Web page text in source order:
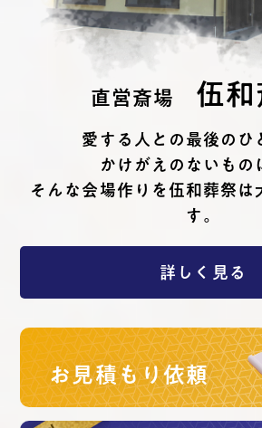
直営斎場 伍和
愛する⼈との最後のひ
かけがえのないもの
そんな会場作りを伍和葬祭は
す。
詳しく見る
お見積もり依頼